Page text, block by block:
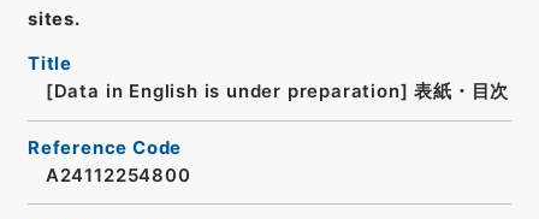
sites.
Title
[Data in English is under preparation] 表紙・目次
Reference Code
A24112254800